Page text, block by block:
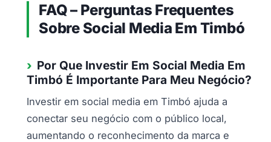
FAQ – Perguntas Frequentes
Sobre Social Media Em Timbó
Por Que Investir Em Social Media Em
Timbó É Importante Para Meu Negócio?
Investir em social media em Timbó ajuda a
conectar seu negócio com o público local,
aumentando o reconhecimento da marca e